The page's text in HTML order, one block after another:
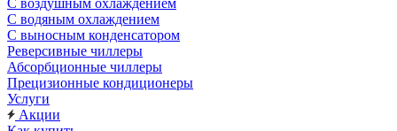
С воздушным охлаждением
С водяным охлаждением
С выносным конденсатором
Реверсивные чиллеры
Абсорбционные чиллеры
Прецизионные кондиционеры
Услуги
Акции